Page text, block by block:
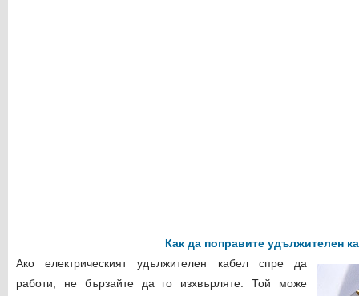
Как да поправите удължителен
Ако електрическият удължителен кабел спре да
работи, не бързайте да го изхвърляте. Той може